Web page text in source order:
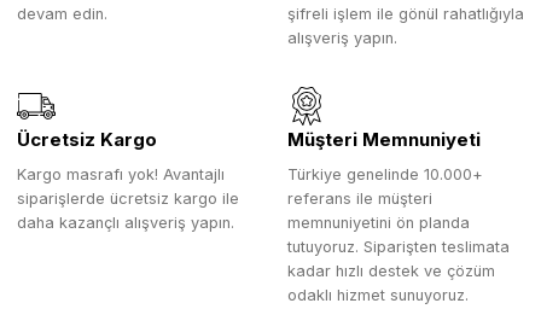
devam edin.
şifreli işlem ile gönül rahatlığıyla
alışveriş yapın.
Ücretsiz Kargo
Kargo masrafı yok! Avantajlı
siparişlerde ücretsiz kargo ile
daha kazançlı alışveriş yapın.
Müşteri Memnuniyeti
Türkiye genelinde 10.000+
referans ile müşteri
memnuniyetini ön planda
tutuyoruz. Siparişten teslimata
kadar hızlı destek ve çözüm
odaklı hizmet sunuyoruz.